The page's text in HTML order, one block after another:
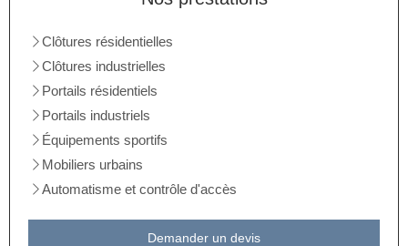
Clôtures résidentielles
Clôtures industrielles
Portails résidentiels
Portails industriels
Équipements sportifs
Mobiliers urbains
Automatisme et contrôle d'accès
Demander un devis